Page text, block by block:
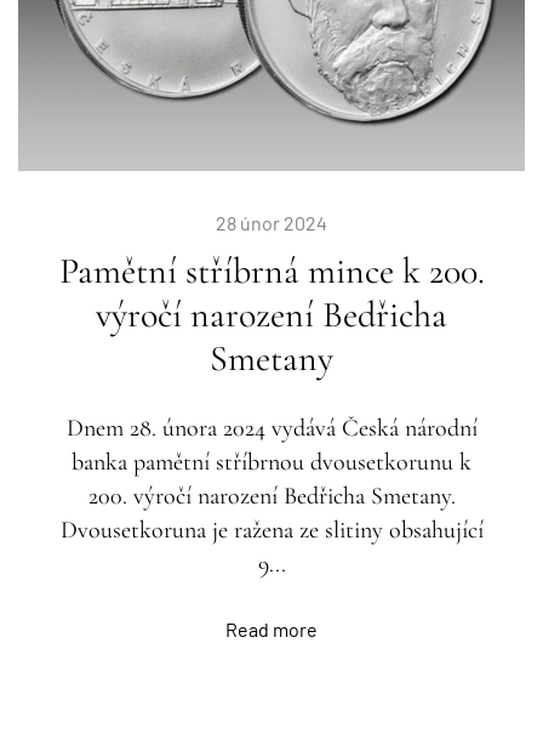
28 únor 2024
Pamětní stříbrná mince k 200.
výročí narození Bedřicha
Smetany
Dnem 28. února 2024 vydává Česká národní
banka pamětní stříbrnou dvousetkorunu k
200. výročí narození Bedřicha Smetany.
Dvousetkoruna je ražena ze slitiny obsahující
9...
Read more